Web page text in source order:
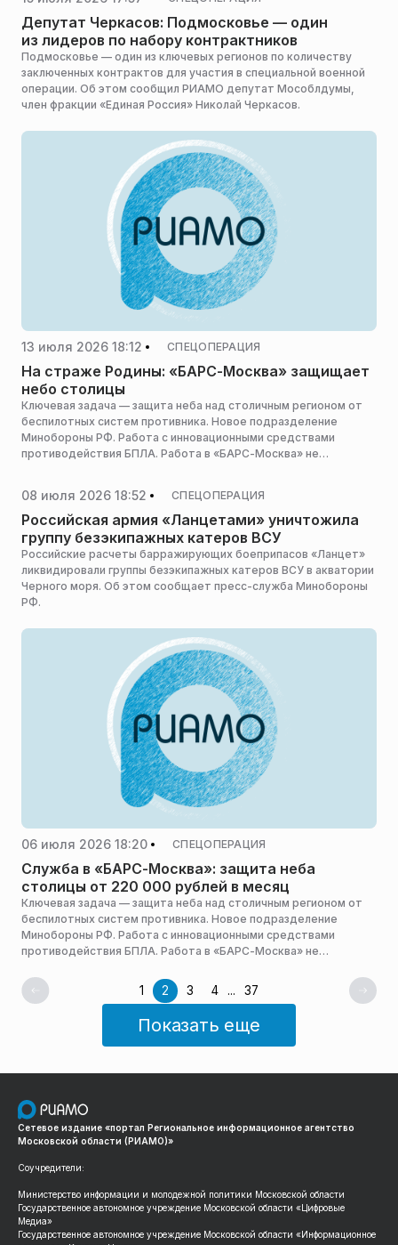
Депутат Черкасов: Подмосковье — один
из лидеров по набору контрактников
Подмосковье — один из ключевых регионов по количеству
заключенных контрактов для участия в специальной военной
операции. Об этом сообщил РИАМО депутат Мособлдумы,
член фракции «Единая Россия» Николай Черкасов.
13 июля 2026 18:12 СПЕЦОПЕРАЦИЯ
На страже Родины: «БАРС-Москва» защищает
небо столицы
Ключевая задача — защита неба над столичным регионом от
беспилотных систем противника. Новое подразделение
Минобороны РФ. Работа с инновационными средствами
противодействия БПЛА. Работа в «БАРС-Москва» не
08 июля 2026 18:52 СПЕЦОПЕРАЦИЯ
Российская армия «Ланцетами» уничтожила
группу безэкипажных катеров ВСУ
Российские расчеты барражирующих боеприпасов «Ланцет»
ликвидировали группы безэкипажных катеров ВСУ в акватории
Черного моря. Об этом сообщает пресс-служба Минобороны
РФ.
06 июля 2026 18:20 СПЕЦОПЕРАЦИЯ
Служба в «БАРС-Москва»: защита неба
столицы от 220 000 рублей в месяц
Ключевая задача — защита неба над столичным регионом от
беспилотных систем противника. Новое подразделение
Минобороны РФ. Работа с инновационными средствами
противодействия БПЛА. Работа в «БАРС-Москва» не
1 2 3 4 ... 37
Показать еще
Сетевое издание «портал Региональное информационное агентство
Московской области (РИАМО)»
Соучредители:
Министерство информации и молодежной политики Московской области
Государственное автономное учреждение Московской области «Цифровые
Медиа»
Государственное автономное учреждение Московской области «Информационное